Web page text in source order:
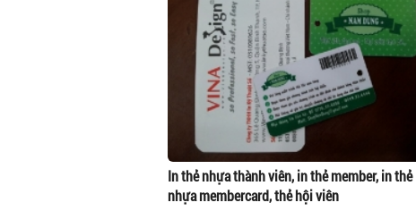
In thẻ nhựa thành viên, in thẻ member, in thẻ
nhựa membercard, thẻ hội viên